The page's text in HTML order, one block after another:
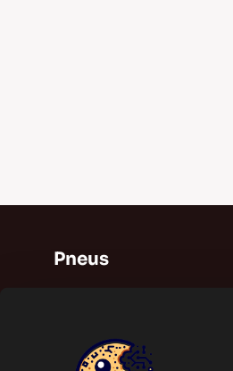
Pneus
Pneus toutes saisons